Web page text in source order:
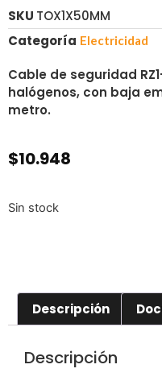
SKU TOX1X50MM
Categoría Electricidad
Cable de seguridad
halógenos, con baja
metro.
$10.948
Sin stock
Descripción
Descripción